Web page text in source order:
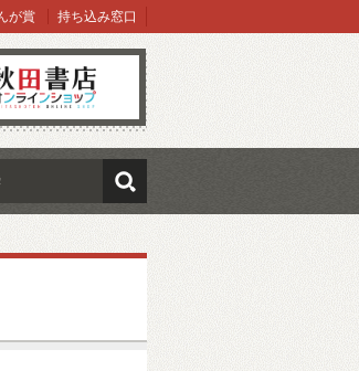
ショップ
が賞 持ち込み窓口
検索